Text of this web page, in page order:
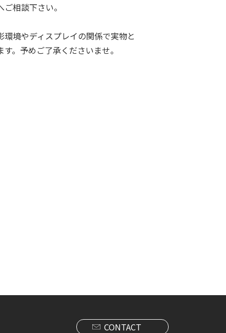
相談下さい。
環境やディスプレイの関係で実物と
。予めご了承くださいませ。
CONTACT